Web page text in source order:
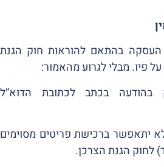
בהתאם להוראות חוק הגנת
פיו. מבלי לגרוע מהאמור:
בהודעה בכתב לכתובת הדוא”ל
יתאפשר ברכישת פריטים מסוימים